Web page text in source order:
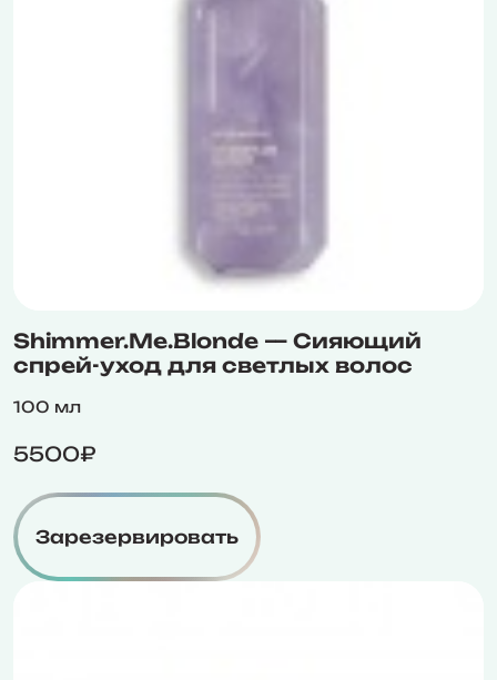
Shimmer.Me.Blonde — Сияющий
спрей-уход для светлых волос
100 мл
5500₽
Зарезервировать